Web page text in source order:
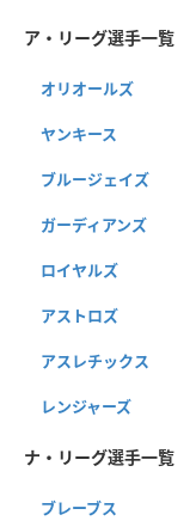
ア・リーグ選手一覧
オリオールズ
ヤンキース
ブルージェイズ
ガーディアンズ
ロイヤルズ
アストロズ
アスレチックス
レンジャーズ
ナ・リーグ選手一覧
ブレーブス